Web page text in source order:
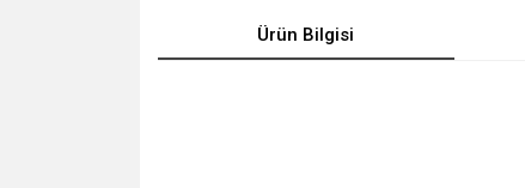
Ürün Bilgisi